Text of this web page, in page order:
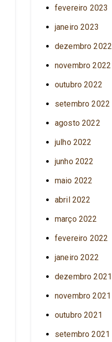
fevereiro 2023
janeiro 2023
dezembro 2022
novembro 2022
outubro 2022
setembro 2022
agosto 2022
julho 2022
junho 2022
maio 2022
abril 2022
março 2022
fevereiro 2022
janeiro 2022
dezembro 2021
novembro 2021
outubro 2021
setembro 2021